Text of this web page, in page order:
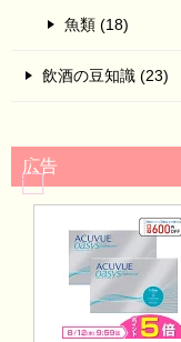
魚類 (18)
飲酒の豆知識 (23)
広告